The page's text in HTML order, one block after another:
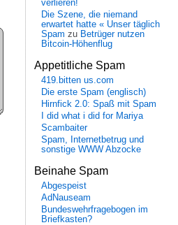
verlieren!
Die Szene, die niemand
erwartet hatte « Unser täglich
Spam zu Betrüger nutzen
Bitcoin-Höhenflug
Appetitliche Spam
419.bitten us.com
Die erste Spam (englisch)
Hirnfick 2.0: Spaß mit Spam
I did what i did for Mariya
Scambaiter
Spam, Internetbetrug und
sonstige WWW Abzocke
Beinahe Spam
Abgespeist
AdNauseam
Bundeswehrfragebogen im
Briefkasten?